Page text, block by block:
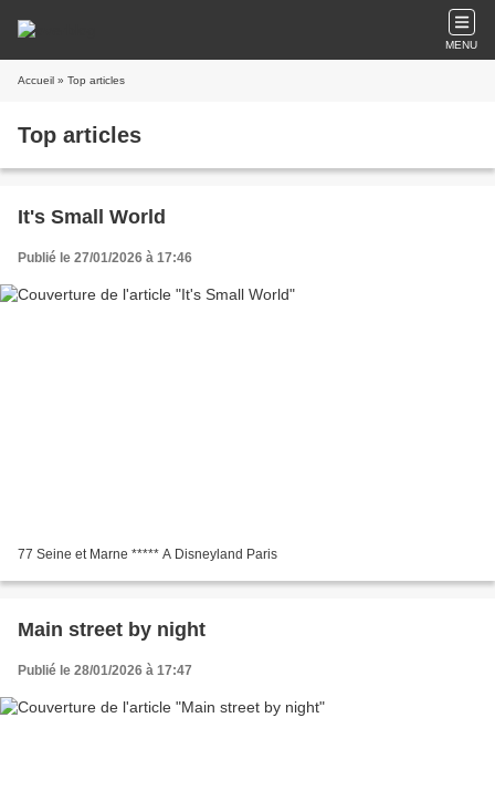
MENU
Accueil » Top articles
Top articles
It's Small World
Publié le 27/01/2026 à 17:46
77 Seine et Marne ***** A Disneyland Paris
Main street by night
Publié le 28/01/2026 à 17:47